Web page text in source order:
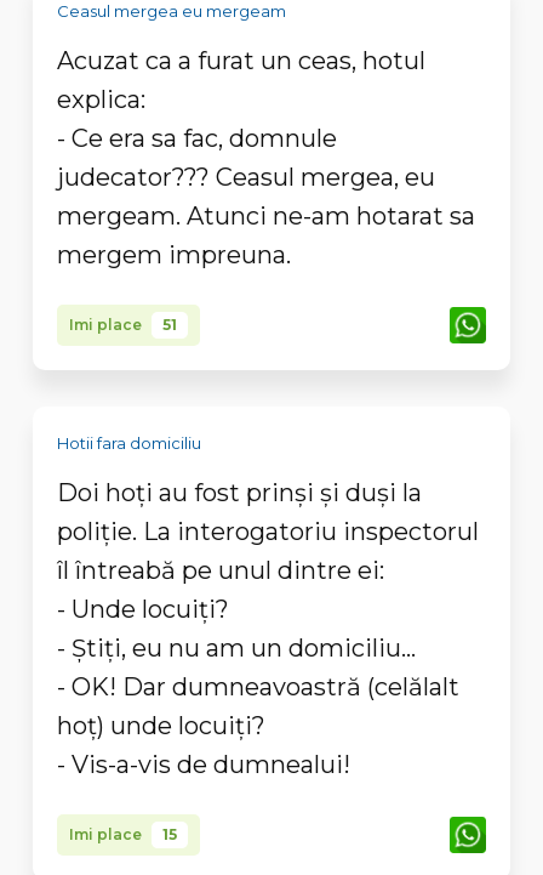
Ceasul mergea eu mergeam
Acuzat ca a furat un ceas, hotul
explica:
- Ce era sa fac, domnule
judecator??? Ceasul mergea, eu
mergeam. Atunci ne-am hotarat sa
mergem impreuna.
Imi place 51
Hotii fara domiciliu
Doi hoți au fost prinși și duși la
poliție. La interogatoriu inspectorul
îl întreabă pe unul dintre ei:
- Unde locuiți?
- Știți, eu nu am un domiciliu...
- OK! Dar dumneavoastră (celălalt
hoț) unde locuiți?
- Vis-a-vis de dumnealui!
Imi place 15